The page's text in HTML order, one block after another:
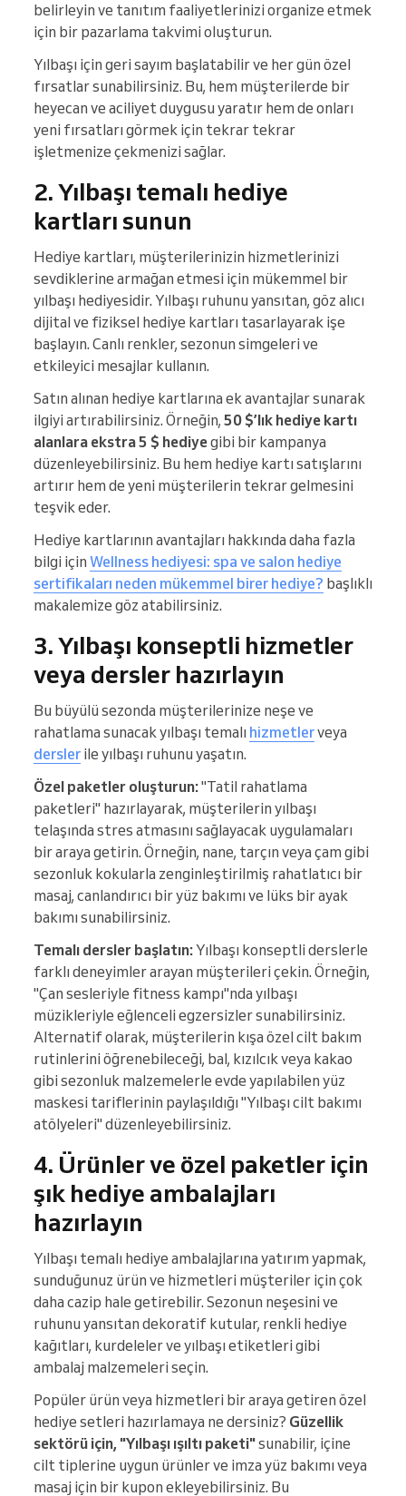
belirleyin ve tanıtım faaliyetlerinizi organize etmek
için bir pazarlama takvimi oluşturun.
Yılbaşı için geri sayım başlatabilir ve her gün özel
fırsatlar sunabilirsiniz. Bu, hem müşterilerde bir
heyecan ve aciliyet duygusu yaratır hem de onları
yeni fırsatları görmek için tekrar tekrar
işletmenize çekmenizi sağlar.
2. Yılbaşı temalı hediye
kartları sunun
Hediye kartları, müşterilerinizin hizmetlerinizi
sevdiklerine armağan etmesi için mükemmel bir
yılbaşı hediyesidir. Yılbaşı ruhunu yansıtan, göz alıcı
dijital ve fiziksel hediye kartları tasarlayarak işe
başlayın. Canlı renkler, sezonun simgeleri ve
etkileyici mesajlar kullanın.
Satın alınan hediye kartlarına ek avantajlar sunarak
ilgiyi artırabilirsiniz. Örneğin, 50 $’lık hediye kartı
alanlara ekstra 5 $ hediyegibi bir kampanya
düzenleyebilirsiniz. Bu hem hediye kartı satışlarını
artırır hem de yeni müşterilerin tekrar gelmesini
teşvik eder.
Hediye kartlarının avantajları hakkında daha fazla
bilgi için Wellness hediyesi: spa ve salon hediye
sertifikaları neden mükemmel birer hediye? başlıklı
makalemize göz atabilirsiniz.
3. Yılbaşı konseptli hizmetler
veya dersler hazırlayın
Bu büyülü sezonda müşterilerinize neşe ve
rahatlama sunacak yılbaşı temalı hizmetlerveya
dersler ile yılbaşı ruhunu yaşatın.
Özel paketler oluşturun:"Tatil rahatlama
paketleri" hazırlayarak, müşterilerin yılbaşı
telaşında stres atmasını sağlayacak uygulamaları
bir araya getirin. Örneğin, nane, tarçın veya çam gibi
sezonluk kokularla zenginleştirilmiş rahatlatıcı bir
masaj, canlandırıcı bir yüz bakımı ve lüks bir ayak
bakımı sunabilirsiniz.
Temalı dersler başlatın:Yılbaşı konseptli derslerle
farklı deneyimler arayan müşterileri çekin. Örneğin,
"Çan sesleriyle fitness kampı"nda yılbaşı
müzikleriyle eğlenceli egzersizler sunabilirsiniz.
Alternatif olarak, müşterilerin kışa özel cilt bakım
rutinlerini öğrenebileceği, bal, kızılcık veya kakao
gibi sezonluk malzemelerle evde yapılabilen yüz
maskesi tariflerinin paylaşıldığı "Yılbaşı cilt bakımı
atölyeleri" düzenleyebilirsiniz.
4. Ürünler ve özel paketler için
şık hediye ambalajları
hazırlayın
Yılbaşı temalı hediye ambalajlarına yatırım yapmak,
sunduğunuz ürün ve hizmetleri müşteriler için çok
daha cazip hale getirebilir. Sezonun neşesini ve
ruhunu yansıtan dekoratif kutular, renkli hediye
kağıtları, kurdeleler ve yılbaşı etiketleri gibi
ambalaj malzemeleri seçin.
Popüler ürün veya hizmetleri bir araya getiren özel
hediye setleri hazırlamaya ne dersiniz? Güzellik
sektörü için, "Yılbaşı ışıltı paketi"sunabilir, içine
cilt tiplerine uygun ürünler ve imza yüz bakımı veya
masaj için bir kupon ekleyebilirsiniz. Bu